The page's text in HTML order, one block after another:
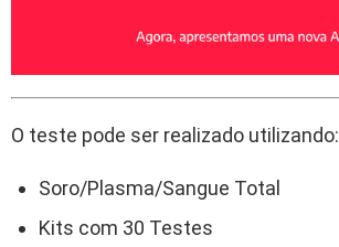
O teste pode ser realizado utilizando:
Soro/Plasma/Sangue Total
Kits com 30 Testes